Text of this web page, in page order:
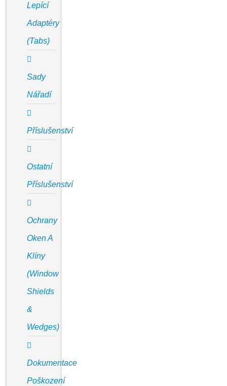
Lepící
Adaptéry
(Tabs)
Sady
Nářadí
Příslušenství
Ostatní
Příslušenství
Ochrany
Oken A
Klíny
(Window
Shields
&
Wedges)
Dokumentace
Poškození